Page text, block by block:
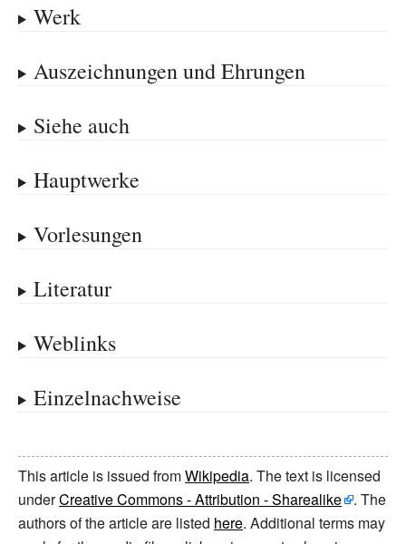
Werk
Auszeichnungen und Ehrungen
Siehe auch
Hauptwerke
Vorlesungen
Literatur
Weblinks
Einzelnachweise
This article is issued fromWikipedia. The text is licensed
underCreative Commons - Attribution - Sharealike
. The
authors of the article are listed here. Additional terms may